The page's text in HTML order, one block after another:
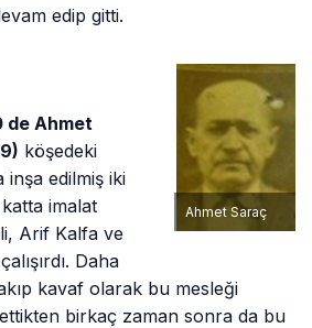
edip gitti.
Ahmet Saraç
de Ahmet
köşedeki
inşa edilmiş iki
katta imalat
Arif Kalfa ve
Daha
kavaf olarak bu mesleği
birkaç zaman sonra da bu